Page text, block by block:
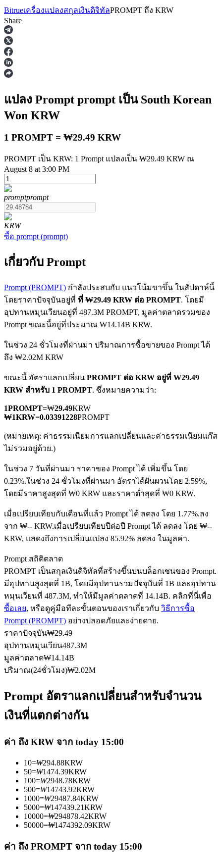
ฟิวเจอร์ส
ฟิวเจอร์สที่ใช้ USDT เป็นหลักประกัน
ฟิวเจอร์ส COIN-M
ฟิวเจอร์สสกุลเงินดิจิทัล
TradFi
อนุพันธ์ของหุ้น ฟอเร็กซ์ โลหะมีค่า และสินค้าโภคภัณฑ์
ฟิวเจอร์ส USDC
คัดลอกการซื้อขาย
เข้าร่วมกับเทรดเดอร์ชั้นนำ
ลอกการซื้อขาย
Bitrueเครื่องแปลงสกุลเงินดิจิทัลPROMPT ถึง KRW
Share
แปลง Prompt prompt เป็น South Korean
Won KRW
1 PROMPT = ₩29.49 KRW
PROMPT เป็น KRW: 1 Prompt แปลงเป็น ₩29.49 KRW ณ
August 8 at 3:00 PM
promptprompt
KRW
ซื้อ prompt (prompt)
เกี่ยวกับ Prompt
Prompt (PROMPT) กำลังประสบกับ แนวโน้มขาขึ้น ในสัปดาห์นี้
โดยราคาปัจจุบันอยู่ที่ ที่ ₩29.49 KRW ต่อ PROMPT. โดยมี
อุปทานหมุนเวียนอยู่ที่ 487.3M PROMPT, มูลค่าตลาดรวมของ
Prompt ขณะนี้อยู่ที่ประมาณ ₩14.14B KRW.
ในช่วง 24 ชั่วโมงที่ผ่านมา ปริมาณการซื้อขายของ Prompt ได้
ถึง ₩2.02M KRW
ขณะนี้ อัตราแลกเปลี่ยน PROMPT ต่อ KRW อยู่ที่ ₩29.49
KRW สำหรับ 1 PROMPT. ซึ่งหมายความว่า:
1PROMPT=₩29.49KRW
₩1KRW=0.03391228PROMPT
(หมายเหตุ: ค่าธรรมเนียมการแลกเปลี่ยนและค่าธรรมเนียมแก๊ส
ไม่รวมอยู่ด้วย.)
ในช่วง 7 วันที่ผ่านมา ราคาของ Prompt ได้ เพิ่มขึ้น โดย
0.23%.ในช่วง 24 ชั่วโมงที่ผ่านมา อัตราได้ผันผวนโดย 2.59%,
โดยมีราคาสูงสุดที่ ₩0 KRW และราคาต่ำสุดที่ ₩0 KRW.
เมื่อเปรียบเทียบกับเดือนที่แล้ว Prompt ได้ ลดลง โดย 1.77%.ลง
จาก ₩-- KRW.เมื่อเปรียบเทียบปีต่อปี Prompt ได้ ลดลง โดย ₩--
KRW, แสดงถึงการเปลี่ยนแปลง 85.92% ลดลง ในมูลค่า.
Prompt สถิติตลาด
PROMPT เป็นสกุลเงินดิจิทัลที่สร้างขึ้นบนบล็อกเชนของ Prompt.
มีอุปทานสูงสุดที่ 1B, โดยมีอุปทานรวมปัจจุบันที่ 1B และอุปทาน
หมุนเวียนที่ 487.3M, ทำให้มีมูลค่าตลาดที่ 14.14B. คลิกที่นี่เพื่อ
ซื้อเลย, หรือดูคู่มือทีละขั้นตอนของเราเกี่ยวกับ วิธีการซื้อ
Prompt (PROMPT) อย่างปลอดภัยและง่ายดาย.
ราคาปัจจุบัน₩29.49
อุปทานหมุนเวียน487.3M
มูลค่าตลาด₩14.14B
ปริมาณ(24ชั่วโมง)₩2.02M
Prompt อัตราแลกเปลี่ยนสำหรับจำนวน
เงินที่แตกต่างกัน
ค่า ถึง KRW จาก today 15:00
10=₩294.88KRW
50=₩1474.39KRW
100=₩2948.78KRW
500=₩14743.92KRW
1000=₩29487.84KRW
5000=₩147439.21KRW
10000=₩294878.42KRW
50000=₩1474392.09KRW
ค่า ถึง PROMPT จาก today 15:00